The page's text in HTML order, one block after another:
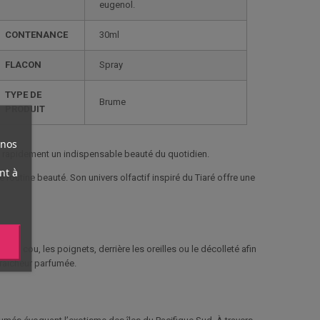
à
eugenol.
CONTENANCE 30ml
FLACON Spray
TYPE DE
PRODUIT
Brume
un indispensable beauté du quotidien.
beauté. Son univers olfactif inspiré du Tiaré offre une
le cou, les poignets, derrière les oreilles ou le décolleté afin
parfumée.